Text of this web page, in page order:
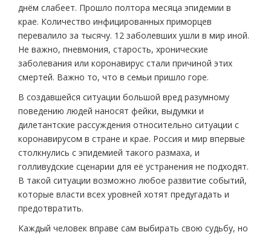
днём слабеет. Прошло полтора месяца эпидемии в
крае. Количество инфицированных приморцев
перевалило за тысячу. 12 заболевших ушли в мир иной.
Не важно, пневмония, старость, хронические
заболевания или коронавирус стали причиной этих
смертей. Важно то, что в семьи пришло горе.
В создавшейся ситуации большой вред разумному
поведению людей наносят фейки, выдумки и
дилетантские рассуждения относительно ситуации с
коронавирусом в стране и крае. Россия и мир впервые
столкнулись с эпидемией такого размаха, и
голливудские сценарии для её устранения не подходят.
В такой ситуации возможно любое развитие событий,
которые власти всех уровней хотят предугадать и
предотвратить.
Каждый человек вправе сам выбирать свою судьбу, но